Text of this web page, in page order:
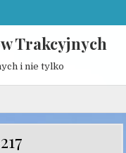
Trakcyjnych
i nie tylko